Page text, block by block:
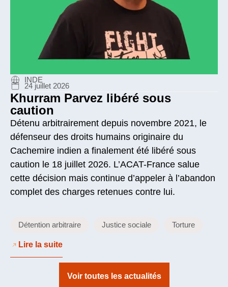
INDE
24 juillet 2026
Khurram Parvez libéré sous
caution
Détenu arbitrairement depuis novembre 2021, le
défenseur des droits humains originaire du
Cachemire indien a finalement été libéré sous
caution le 18 juillet 2026. L’ACAT-France salue
cette décision mais continue d’appeler à l’abandon
complet des charges retenues contre lui.
Détention arbitraire Justice sociale Torture
Lire la suite
Voir toutes les actualités